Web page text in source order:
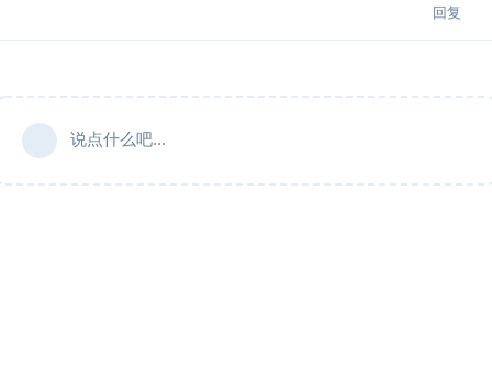
回复
说点什么吧...